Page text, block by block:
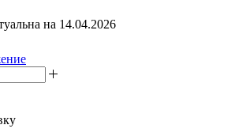
на 14.04.2026